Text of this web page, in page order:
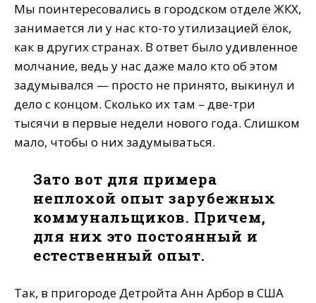
Мы поинтересовались в городском отделе ЖКХ,
занимается ли у нас кто-то утилизацией ёлок,
как в других странах. В ответ было удивленное
молчание, ведь у нас даже мало кто об этом
задумывался — просто не принято, выкинул и
дело с концом. Сколько их там – две-три
тысячи в первые недели нового года. Слишком
мало, чтобы о них задумываться.
Зато вот для примера
неплохой опыт зарубежных
коммунальщиков. Причем,
для них это постоянный и
естественный опыт.
Так, в пригороде Детройта Анн Арбор в США